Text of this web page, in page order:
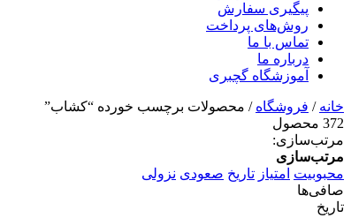
پیگیری سفارش
روش‌های پرداخت
تماس با ما
درباره ما
آموزشگاه گچبری
خانه / فروشگاه / محصولات برچسب خورده “کشاب”
372 محصول
مرتب‌سازی:
مرتب‌سازی
محبوبیت امتیاز تاریخ صعودی نزولی
صافی‌ها
تاریخ